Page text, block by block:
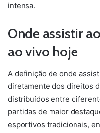
intensa.
Onde assistir
ao vivo hoje
A definição de onde
diretamente dos direitos
distribuídos entre
partidas de maior
esportivos tradicionais,